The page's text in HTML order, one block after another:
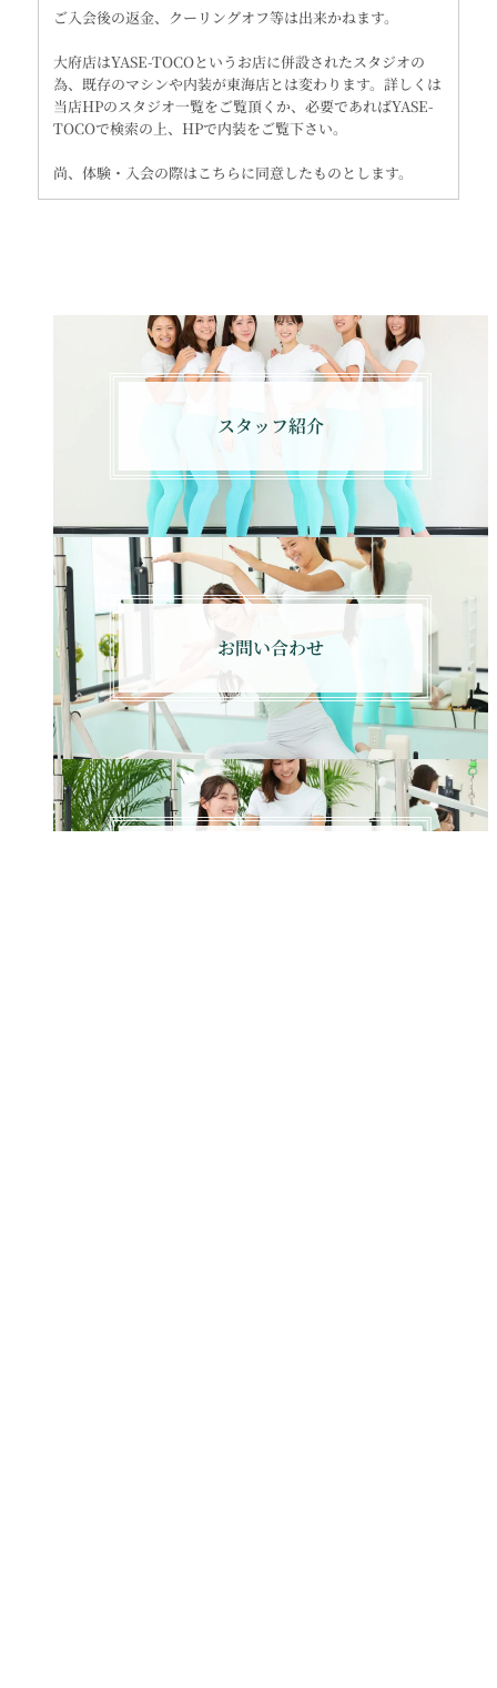
ご入会後の返金、クーリングオフ等は出来かねます。
大府店はYASE-TOCOというお店に併設されたスタジオの
為、既存のマシンや内装が東海店とは変わります。詳しくは
当店HPのスタジオ一覧をご覧頂くか、必要であればYASE-
TOCOで検索の上、HPで内装をご覧下さい。
尚、体験・入会の際はこちらに同意したものとします。
スタッフ紹介
お問い合わせ